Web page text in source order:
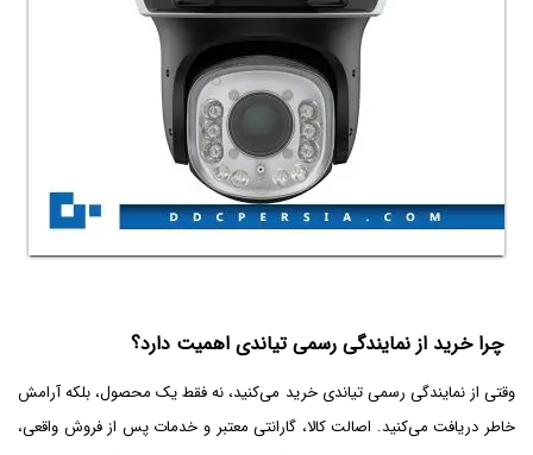
چرا خرید از نمایندگی رسمی تیاندی اهمیت دارد؟
وقتی از نمایندگی رسمی تیاندی خرید می‌کنید، نه فقط یک محصول، بلکه آرامش
خاطر دریافت می‌کنید. اصالت کالا، گارانتی معتبر و خدمات پس از فروش واقعی،